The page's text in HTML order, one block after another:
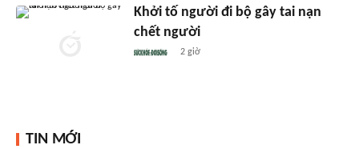
Khởi tố người đi bộ gây tai nạn
chết người
2 giờ
TIN MỚI